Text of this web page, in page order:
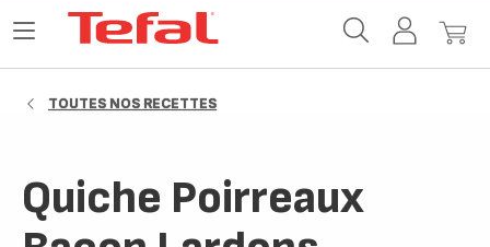
MonMon
Ouvrir
TOUTES NOS RECETTES
Quiche Poirreaux